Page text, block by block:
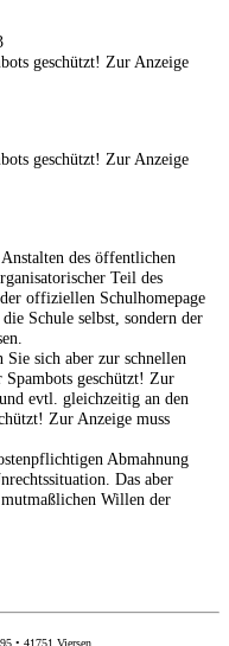
geschützt! Zur Anzeige
geschützt! Zur Anzeige
des öffentlichen
Teil des
offiziellen Schulhomepage
Schule selbst, sondern der
sich aber zur schnellen
geschützt! Zur
und evtl. gleichzeitig an den
Zur Anzeige muss
Abmahnung
Das aber
Willen der
• 41751 Viersen